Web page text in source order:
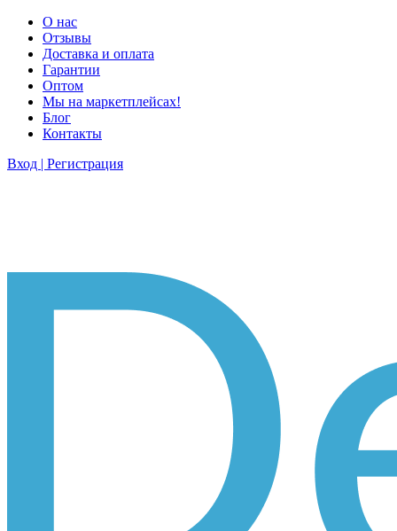
О нас
Отзывы
Доставка и оплата
Гарантии
Оптом
Мы на маркетплейсах!
Блог
Контакты
Вход | Регистрация